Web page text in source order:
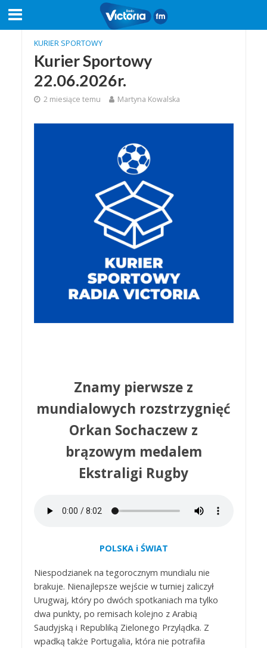
KURIER SPORTOWY
Kurier Sportowy
22.06.2026r.
2 miesiące temu Martyna Kowalska
Znamy pierwsze z
mundialowych rozstrzygnięć
Orkan Sochaczew z
brązowym medalem
Ekstraligi Rugby
POLSKA i ŚWIAT
Niespodzianek na tegorocznym mundialu nie
brakuje. Nienajlepsze wejście w turniej zaliczył
Urugwaj, który po dwóch spotkaniach ma tylko
dwa punkty, po remisach kolejno z Arabią
Saudyjską i Republiką Zielonego Przylądka. Z
wpadką także Portugalia, która nie potrafiła